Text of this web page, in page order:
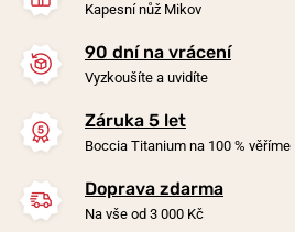
-20%
Přívěsek Boccia Titanium
0719-03
Skladem
1 290 Kč
Kapesní nůž Mikov
90 dní na vrácení
Vyzkoušíte a uvidíte
Záruka 5 let
Boccia Titanium na 100 % věříme
Doprava zdarma
Na vše od 3 000 Kč